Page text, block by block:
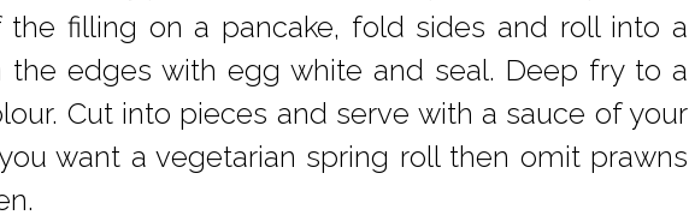
the filling on a pancake, fold sides and roll into a
the edges with egg white and seal. Deep fry to a
Cut into pieces and serve with a sauce of your
want a vegetarian spring roll then omit prawns